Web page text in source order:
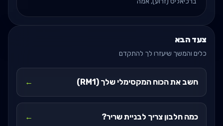
צעד הבא
כלים והמשך שיעזרו לך להתקדם
חשב את הכוח המקסימלי שלך (RM1) ←
כמה חלבון צריך לבניית שריר? ←